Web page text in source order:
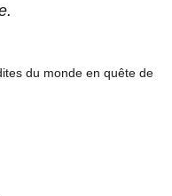
du monde en quête de